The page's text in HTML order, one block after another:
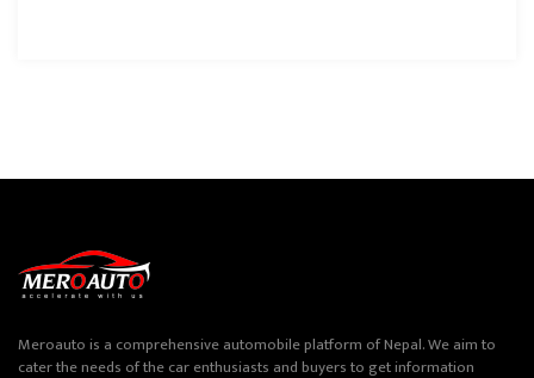
Meroauto is a comprehensive automobile platform of Nepal. We aim to
cater the needs of the car enthusiasts and buyers to get information